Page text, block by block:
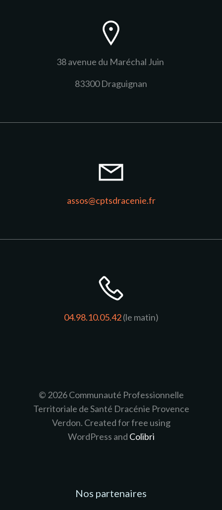
38 avenue du Maréchal Juin
83300 Draguignan
assos@cptsdracenie.fr
04.98.10.05.42(le matin)
© 2026 Communauté Professionnelle
Territoriale de Santé Dracénie Provence
Verdon. Created for free using
WordPress and Colibri
Nos partenaires